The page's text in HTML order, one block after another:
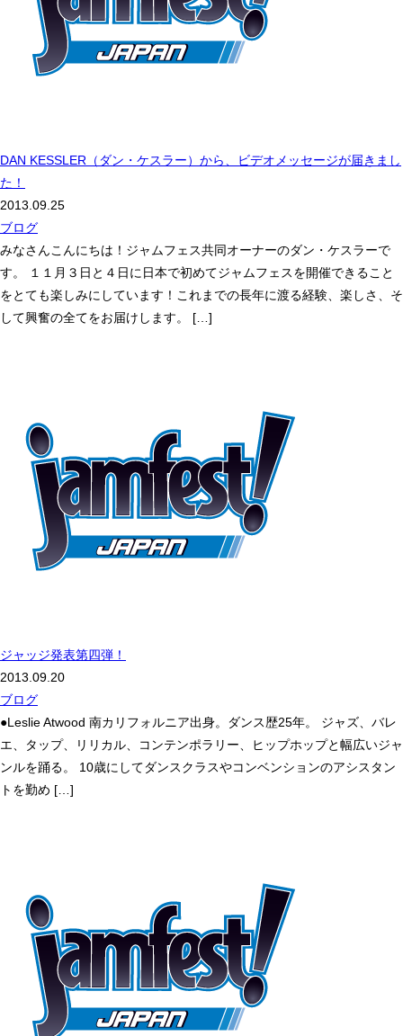
DAN KESSLER（ダン・ケスラー）から、ビデオメッセージが届きまし
た！
2013.09.25
ブログ
みなさんこんにちは！ジャムフェス共同オーナーのダン・ケスラーで
す。 １１月３日と４日に日本で初めてジャムフェスを開催できること
をとても楽しみにしています！これまでの長年に渡る経験、楽しさ、そ
して興奮の全てをお届けします。 […]
ジャッジ発表第四弾！
2013.09.20
ブログ
●Leslie Atwood 南カリフォルニア出身。ダンス歴25年。 ジャズ、バレ
エ、タップ、リリカル、コンテンポラリー、ヒップホップと幅広いジャ
ンルを踊る。 10歳にしてダンスクラスやコンベンションのアシスタン
トを勤め […]